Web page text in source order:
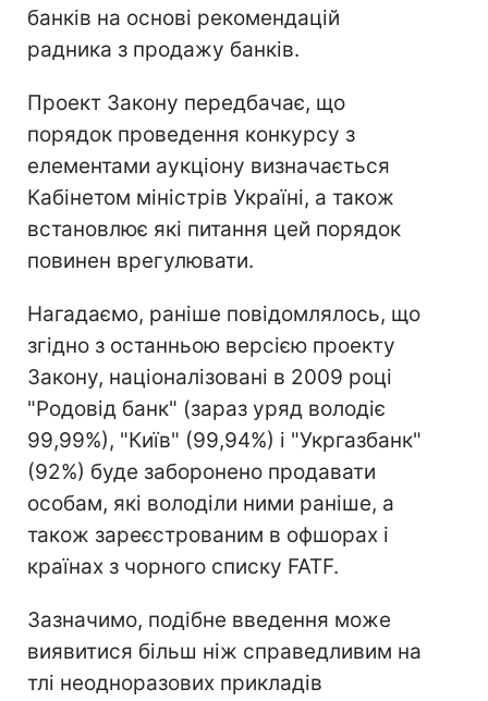
банків на основі рекомендацій
радника з продажу банків.
Проект Закону передбачає, що
порядок проведення конкурсу з
елементами аукціону визначається
Кабінетом міністрів Україні, а також
встановлює які питання цей порядок
повинен врегулювати.
Нагадаємо, раніше повідомлялось, що
згідно з останньою версією проекту
Закону, націоналізовані в 2009 році
"Родовід банк" (зараз уряд володіє
99,99%), "Київ" (99,94%) і "Укргазбанк"
(92%) буде заборонено продавати
особам, які володіли ними раніше, а
також зареєстрованим в офшорах і
країнах з чорного списку FATF.
Зазначимо, подібне введення може
виявитися більш ніж справедливим на
тлі неодноразових прикладів